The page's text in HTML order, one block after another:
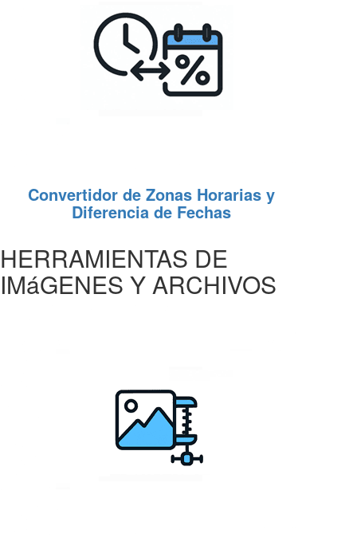
Convertidor de Zonas Horarias y
Diferencia de Fechas
HERRAMIENTAS DE
IMáGENES Y ARCHIVOS